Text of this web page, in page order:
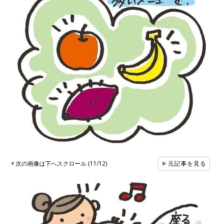
▼次の画像は下へスクロール (11/12) ▶元記事を見る